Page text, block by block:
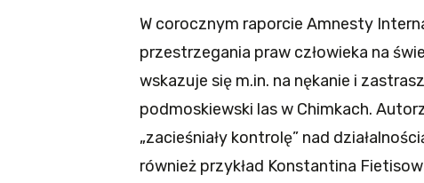
W corocznym raporcie Amnesty
przestrzegania praw człowieka na
wskazuje się m.in. na nękanie i
podmoskiewski las w Chimkach.
„zacieśniały kontrolę” nad
również przykład Konstantina